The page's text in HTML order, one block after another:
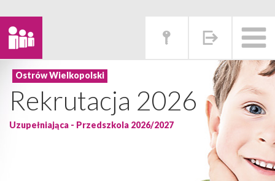
Rekrutacja 2026
Uzupełniająca - Przedszkola 2026/2027